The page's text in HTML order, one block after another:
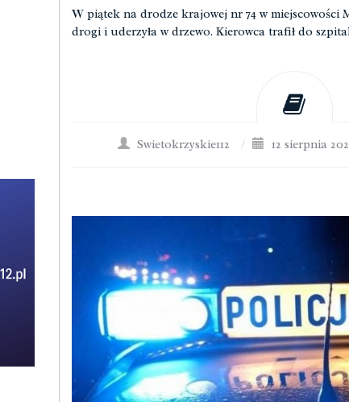
W piątek na drodze krajowej nr 74 w miejscowości
drogi i uderzyła w drzewo. Kierowca trafił do
Swietokrzyskie112 / 12 sierpnia